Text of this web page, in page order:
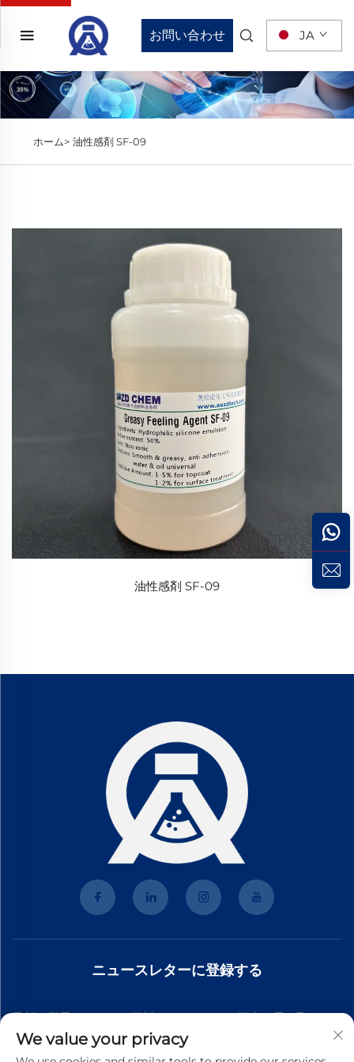
お問い合わせ JA
ホーム> 油性感剤 SF-09
油性感剤 SF-09
ニュースレターに登録する
最新の業界ニュース、更新、チームからの洞察を受け取るた
めに、私たちのニュースレターにご参加ください。
We value your privacy